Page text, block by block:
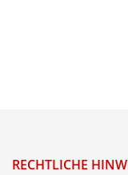
RECHTLICHE